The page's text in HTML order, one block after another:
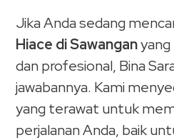
Jika Anda sedang
Hiace di Sawangan
dan profesional, Bina
jawabannya. Kami
yang terawat untuk
perjalanan Anda, baik